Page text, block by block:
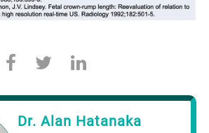
Dr. Alan Hatanaka